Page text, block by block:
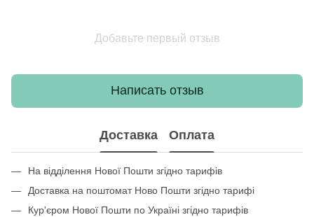
Добавьте первый отзыв
Написать отзыв
Доставка Оплата
На відділення Нової Пошти згідно тарифів
Доставка на поштомат Ново Пошти згідно тарифі
Кур'єром Нової Пошти по Україні згідно тарифів